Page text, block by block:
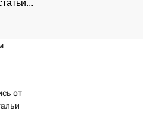
от